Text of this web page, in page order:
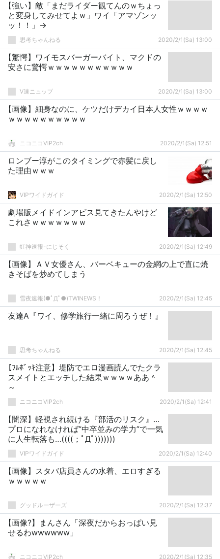
【強い】敵「まだライダー観てんのｗちょっ
と変身してみせてよｗ」ワイ「アマゾンッ
ッ！！」→
思考ちゃんねる 2020/2/1(Sa) 13:00
【驚愕】ワイモスバーガーバイト、マクドの
安さに驚愕ｗｗｗｗｗｗｗｗｗｗｗ
V速ニュップ 2020/2/1(Sa) 13:00
【画像】細身なのに、ケツだけデカイ日本人女性ｗｗｗｗ
ｗｗｗｗｗｗｗｗｗｗ
ニコニコVIP2ch 2020/2/1(Sa) 12:51
ロンブー淳がこのタイミングで赤髪に戻し
た理由ｗｗｗ
VIPワイドガイド 2020/2/1(Sa) 12:50
劇場版メイドインアビス見てきたんやけど
これさｗｗｗｗｗｗｗ
虹神速報-にじそく 2020/2/1(Sa) 12:49
【画像】ＡＶ女優さん、バーベキューの金網の上で直に焼
きそばを炒めてしまう
雪夜速報(●ﾟДﾟ●)TWINEWS！ 2020/2/1(Sa) 12:45
友達A『ワイ、修学旅行一緒に周ろうぜ！』
思考ちゃんねる 2020/2/1(Sa) 12:45
【ﾌﾙﾎﾞｯｷ注意】堤防でエロ漫画読んでたクラ
スメイトとエッチした結果ｗｗｗｗああ＾
～
ニコニコVIP2ch 2020/2/1(Sa) 12:41
【闇深】軽視され続ける『部活のリスク』…
プロになれなければ”中卒並みの学力”で一気
に人生転落も…((((；ﾟДﾟ)))))))
VIPワイドガイド 2020/2/1(Sa) 12:40
【画像】スタバ店員さんの水着、エロすぎる
ｗｗｗｗｗ
グッドルーザーズ 2020/2/1(Sa) 12:37
【画像?】まんさん「深夜だからおっぱい見
せるわwwwwww」
ニコニコVIP2ch 2020/2/1(Sa) 12:35